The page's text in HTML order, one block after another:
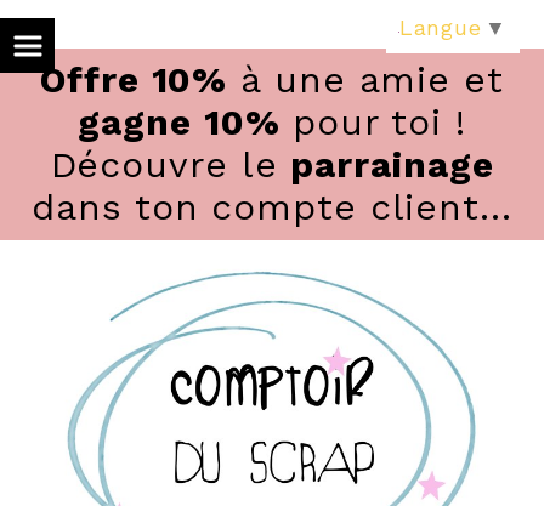
Offre 10% à une amie et
gagne 10% pour toi !
Découvre le parrainage
dans ton compte client...
Langue ▼